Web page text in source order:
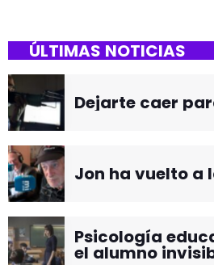
ÚLTIMAS NOTICIAS
Dejarte caer
Jon ha vuelto a
Psicología
el alumno